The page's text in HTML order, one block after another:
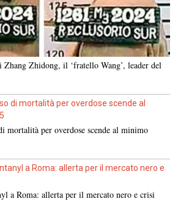
Zhidong, il ‘fratello Wang’, leader del
mortalità per overdose scende al minimo
a Roma: allerta per il mercato nero e crisi